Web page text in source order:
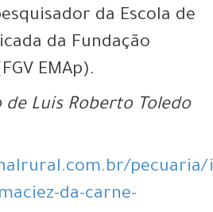
da Escola de
da Fundação
EMAp).
de Luis Roberto Toledo
da-carne-